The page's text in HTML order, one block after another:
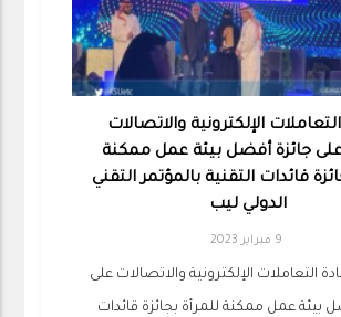
الإلكترونية والاتصالات
جائزة أفضل بيئة عمل ممكنة
قائدات التقنية بالمؤتمر التقني
الدولي ليب
9 فبراير 2023
التعاملات الإلكترونية والاتصالات على
بيئة عمل ممكنة للمرأة بجائزة قائدات